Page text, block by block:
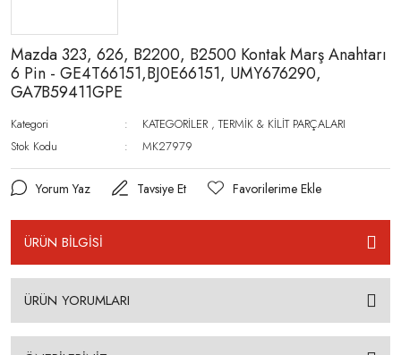
Mazda 323, 626, B2200, B2500 Kontak Marş Anahtarı
6 Pin - GE4T66151,BJ0E66151, UMY676290,
GA7B59411GPE
Kategori KATEGORİLER ,TERMİK & KİLİT PARÇALARI
Stok Kodu
MK27979
Yorum Yaz Tavsiye Et
ÜRÜN BİLGİSİ
ÜRÜN YORUMLARI